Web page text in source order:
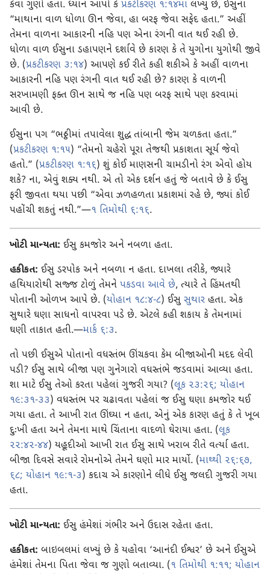
કેવા ગુણો હતા. ધ્યાન આપો કે પ્રકટીકરણ ૧:૧૪માં લખ્યું છે, ઈસુના
“માથાના વાળ ધોળા ઊન જેવા, હા બરફ જેવા સફેદ હતા.” અહીં
તેમના વાળના આકારની નહિ પણ એના રંગની વાત થઈ રહી છે.
ધોળા વાળ ઈસુના ડહાપણને દર્શાવે છે કારણ કે તે યુગોના યુગોથી જીવે
છે. (પ્રકટીકરણ ૩:૧૪) આપણે કઈ રીતે કહી શકીએ કે અહીં વાળના
આકારની નહિ પણ રંગની વાત થઈ રહી છે? કારણ કે વાળની
સરખામણી ફક્ત ઊન સાથે જ નહિ પણ બરફ સાથે પણ કરવામાં
આવી છે.
ઈસુના પગ “ભઠ્ઠીમાં તપાવેલા શુદ્ધ તાંબાની જેમ ચળકતા હતા.”
(પ્રકટીકરણ ૧:૧૫) “તેમનો ચહેરો પૂરા તેજથી પ્રકાશતા સૂર્ય જેવો
હતો.” (પ્રકટીકરણ ૧:૧૬) શું કોઈ માણસની ચામડીનો રંગ એવો હોય
શકે? ના, એવું શક્ય નથી. એ તો એક દર્શન હતું જે બતાવે છે કે ઈસુ
ફરી જીવતા થયા પછી “એવા ઝળહળતા પ્રકાશમાં રહે છે, જ્યાં કોઈ
પહોંચી શકતું નથી.”—૧ તિમોથી ૬:૧૬.
ખોટી માન્યતા: ઈસુ કમજોર અને નબળા હતા.
હકીકત: ઈસુ ડરપોક અને નબળા ન હતા. દાખલા તરીકે, જ્યારે
હથિયારોથી સજ્જ ટોળું તેમને પકડવા આવે છે, ત્યારે તે હિંમતથી
પોતાની ઓળખ આપે છે. (યોહાન ૧૮:૪-૮) ઈસુ સુથાર હતા. એક
સુથારે ઘણા સાધનો વાપરવા પડે છે. એટલે કહી શકાય કે તેમનામાં
ઘણી તાકાત હતી.—માર્ક ૬:૩.
તો પછી ઈસુએ પોતાનો વધસ્તંભ ઊંચકવા કેમ બીજાઓની મદદ લેવી
પડી? ઈસુ સાથે બીજા પણ ગુનેગારો વધસ્તંભે જડવામાં આવ્યા હતા.
શા માટે ઈસુ તેઓ કરતા પહેલાં ગુજરી ગયા? (લૂક ૨૩:૨૬; યોહાન
૧૯:૩૧-૩૩) વધસ્તંભ પર ચઢાવતા પહેલાં જ ઈસુ ઘણા કમજોર થઈ
ગયા હતા. તે આખી રાત ઊંઘ્યા ન હતા, એનું એક કારણ હતું કે તે ખૂબ
દુઃખી હતા અને તેમના માથે ચિંતાના વાદળો ઘેરાયા હતા. (લૂક
૨૨:૪૨-૪૪) યહૂદીઓ આખી રાત ઈસુ સાથે ખરાબ રીતે વર્ત્યા હતા.
બીજા દિવસે સવારે રોમનોએ તેમને ઘણો માર માર્યો. (માથ્થી ૨૬:૬૭,
૬૮; યોહાન ૧૯:૧-૩) કદાચ એ કારણોને લીધે ઈસુ જલદી ગુજરી ગયા
હતા.
ખોટી માન્યતા: ઈસુ હંમેશાં ગંભીર અને ઉદાસ રહેતા હતા.
હકીકત: બાઇબલમાં લખ્યું છે કે યહોવા ‘આનંદી ઈશ્વર’ છે અને ઈસુએ
હંમેશાં તેમના પિતા જેવા જ ગુણો બતાવ્યા. (૧ તિમોથી ૧:૧૧; યોહાન